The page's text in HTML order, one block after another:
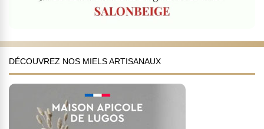
DÉCOUVREZ NOS MIELS ARTISANAUX